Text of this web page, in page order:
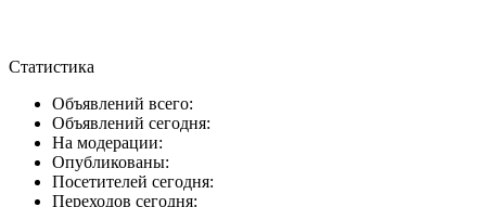
Статистика
Объявлений всего:
Объявлений сегодня:
На модерации:
Опубликованы:
Посетителей сегодня:
Переходов сегодня: